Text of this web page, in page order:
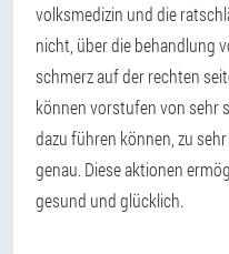
volksmedizin und die
nicht, über die behandlung
schmerz auf der rechten
können vorstufen von sehr
dazu führen können, zu
genau. Diese aktionen
gesund und glücklich.